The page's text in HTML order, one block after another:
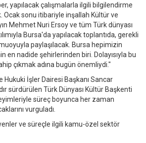
yapılacak çalışmalarla ilgili bilgilendirme
Ocak sonu itibariyle inşallah Kültür ve
Mehmet Nuri Ersoy ve tüm Türk dünyası
Bursa'da yapılacak toplantıda, gerekli
paylaşılacak. Bursa hepimizin
en nadide şehirlerinden biri. Dolayısıyla bu
çıkmak adına bugün önemliydi."
Hukuki İşler Dairesi Başkanı Sancar
sürdürülen Türk Dünyası Kültür Başkenti
süreç boyunca her zaman
vurguladı.
ve süreçle ilgili kamu-özel sektör